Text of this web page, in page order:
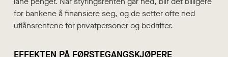
for bankene å finansiere seg, og de setter ofte ned
utlånsrentene for privatpersoner og bedrifter.
EFFEKTEN PÅ FØRSTEGANGSKJØPERE